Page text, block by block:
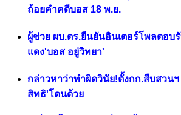
ถ้อยคำคดีบอส 18 พ.ย.
ผู้ช่วย ผบ.ตร.ยืนยันอินเตอร์โพลตอบ
แดง'บอส อยู่วิทยา'
กล่าวหาว่าทำผิดวินัย!ตั้งกก.สืบสวน
สิทธิ'โดนด้วย